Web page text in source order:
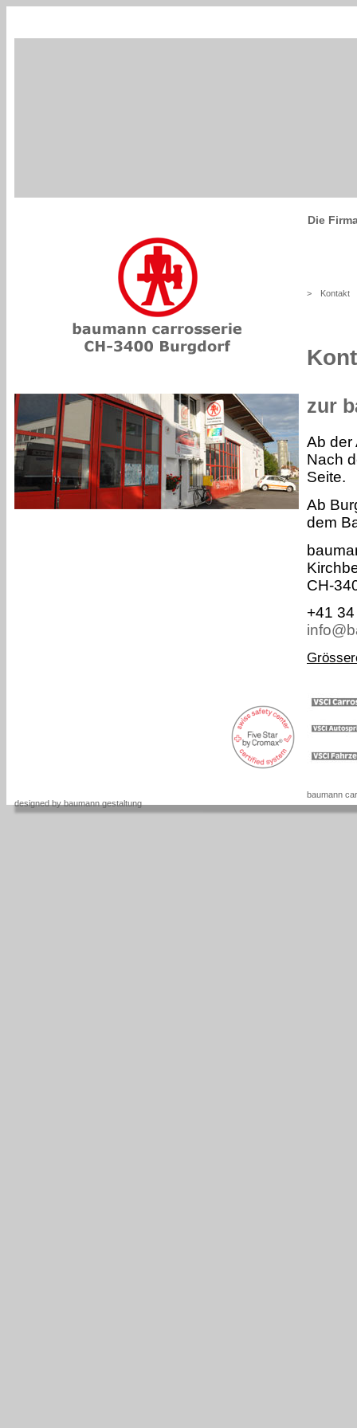
Die
> Kontakt
zur
Ab der
Nach
Seite.
Ab
dem
CH-
+41
designed by baumann gestaltung
baumann